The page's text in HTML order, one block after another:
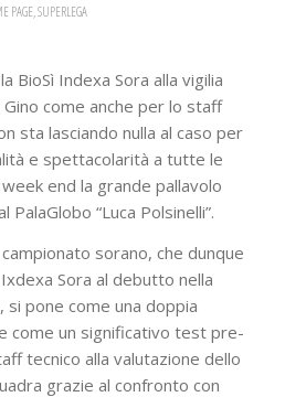
PAGE,SUPERLEGA
BioSì Indexa Sora alla vigilia
come anche per lo staff
sta lasciando nulla al caso per
e spettacolarità a tutte le
end la grande pallavolo
“Luca Polsinelli”.
sorano, che dunque
Sora al debutto nella
pone come una doppia
come un significativo test pre-
tecnico alla valutazione dello
grazie al confronto con